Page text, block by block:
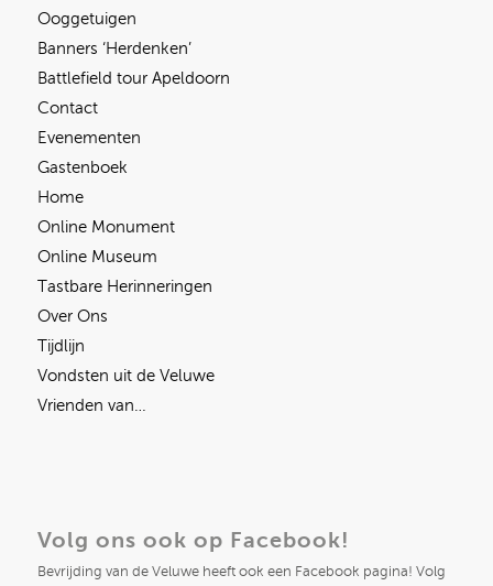
Ooggetuigen
Banners ‘Herdenken’
Battlefield tour Apeldoorn
Contact
Evenementen
Gastenboek
Home
Online Monument
Online Museum
Tastbare Herinneringen
Over Ons
Tijdlijn
Vondsten uit de Veluwe
Vrienden van…
Volg ons ook op Facebook!
Bevrijding van de Veluwe heeft ook een Facebook pagina! Volg